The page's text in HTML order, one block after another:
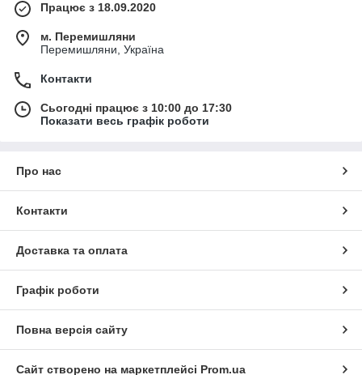
Працює з 18.09.2020
м. Перемишляни
Перемишляни, Україна
Контакти
Сьогодні працює з 10:00 до 17:30
Показати весь графік роботи
Про нас
Контакти
Доставка та оплата
Графік роботи
Повна версія сайту
Сайт створено на маркетплейсі Prom.ua